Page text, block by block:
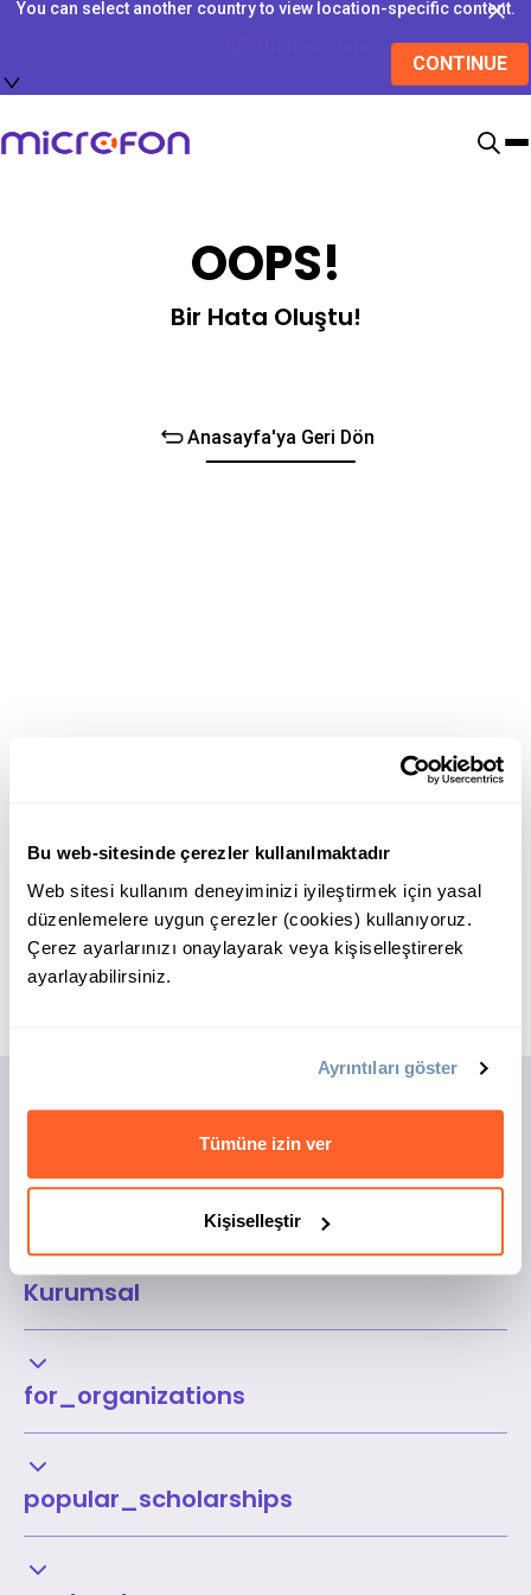
Bu web-sitesinde çerezler kullanılmaktadır
Web sitesi kullanım deneyiminizi iyileştirmek için yasal
düzenlemelere uygun çerezler (cookies) kullanıyoruz.
Çerez ayarlarınızı onaylayarak veya kişiselleştirerek
ayarlayabilirsiniz.
Ayrıntıları göster
Tümüne izin ver
Kişiselleştir
You can select another country to view location-specific content.
CONTINUE
OOPS!
Bir Hata Oluştu!
Anasayfa'ya Geri Dön
Kurumsal
for_organizations
popular_scholarships